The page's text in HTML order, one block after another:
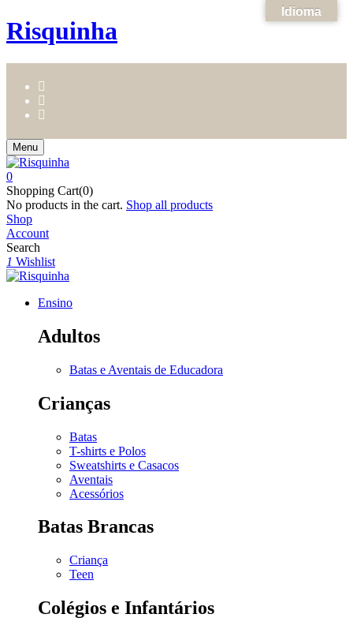
Risquinha
Menu
0
Shopping Cart(0)
No products in the cart. Shop all products
Shop
Account
Search
1 Wishlist
Ensino
Adultos
Batas e Aventais de Educadora
Crianças
Batas
T-shirts e Polos
Sweatshirts e Casacos
Aventais
Acessórios
Batas Brancas
Criança
Teen
Colégios e Infantários
Idioma